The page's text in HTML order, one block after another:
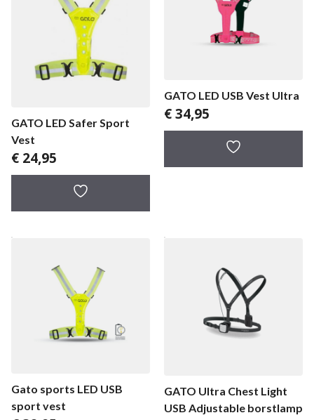
GATO LED Safer Sport
Vest
€ 24,95
GATO LED USB Vest Ultra
€34,95
Gato sports LED USB
sport vest
GATO Ultra Chest Light
USB Adjustable borstlamp